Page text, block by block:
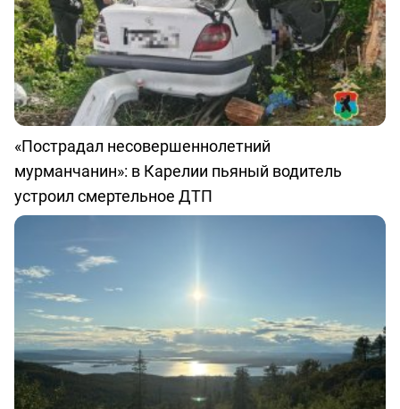
«Пострадал несовершеннолетний
мурманчанин»: в Карелии пьяный водитель
устроил смертельное ДТП